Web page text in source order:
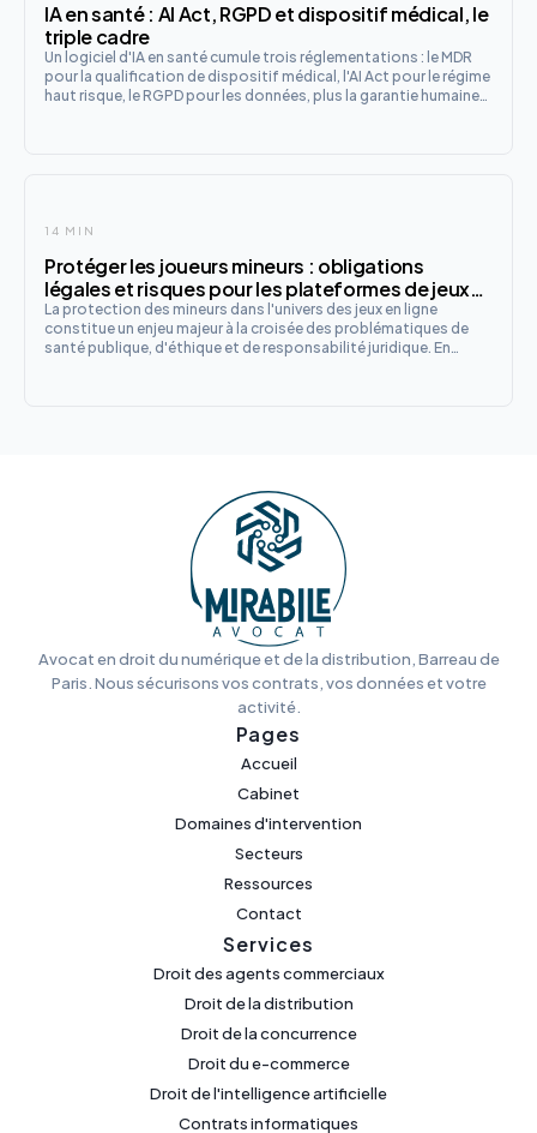
IA en santé : AI Act, RGPD et dispositif médical, le
triple cadre
Un logiciel d'IA en santé cumule trois réglementations : le MDR
pour la qualification de dispositif médical, l'AI Act pour le régime
haut risque, le RGPD pour les données, plus la garantie humaine
14 MIN
Protéger les joueurs mineurs : obligations
légales et risques pour les plateformes de jeux
en 2025
La protection des mineurs dans l'univers des jeux en ligne
constitue un enjeu majeur à la croisée des problématiques de
santé publique, d'éthique et de responsabilité juridique. En
Avocat en droit du numérique et de la distribution, Barreau de
Paris. Nous sécurisons vos contrats, vos données et votre
activité.
Pages
Accueil
Cabinet
Domaines d'intervention
Secteurs
Ressources
Contact
Services
Droit des agents commerciaux
Droit de la distribution
Droit de la concurrence
Droit du e-commerce
Droit de l'intelligence artificielle
Contrats informatiques